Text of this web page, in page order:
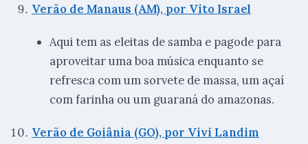
Verão de Manaus (AM), por Vito Israel
Aqui tem as eleitas de samba e pagode para
aproveitar uma boa música enquanto se
refresca com um sorvete de massa, um açaí
com farinha ou um guaraná do amazonas.
Verão de Goiânia (GO), por Vivi Landim